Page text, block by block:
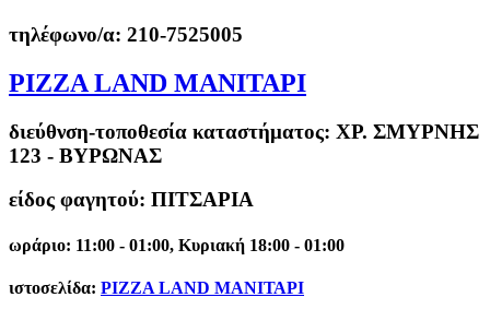
τηλέφωνο/α: 210-7525005
PIZZA LAND ΜΑΝΙΤΑΡΙ
διεύθνση-τοποθεσία καταστήματος: ΧΡ. ΣΜΥΡΝΗΣ
123 - ΒΥΡΩΝΑΣ
είδος φαγητού: ΠΙΤΣΑΡΙΑ
ωράριο: 11:00 - 01:00, Κυριακή 18:00 - 01:00
ιστοσελίδα: PIZZA LAND ΜΑΝΙΤΑΡΙ